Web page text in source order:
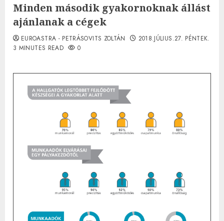
Minden második gyakornoknak állást
ajánlanak a cégek
EUROASTRA - PETRÁSOVITS ZOLTÁN
2018.JÚLIUS.27. PÉNTEK.
3 MINUTES READ
0